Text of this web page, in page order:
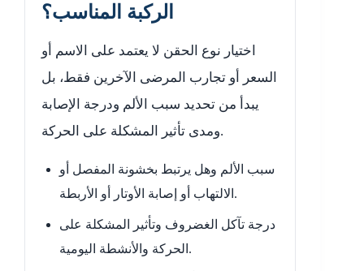
الركبة المناسب؟
اختيار نوع الحقن لا يعتمد على الاسم أو
السعر أو تجارب المرضى الآخرين فقط، بل
يبدأ من تحديد سبب الألم ودرجة الإصابة
ومدى تأثير المشكلة على الحركة.
سبب الألم وهل يرتبط بخشونة المفصل أو
الالتهاب أو إصابة الأوتار أو الأربطة.
درجة تآكل الغضروف وتأثير المشكلة على
الحركة والأنشطة اليومية.